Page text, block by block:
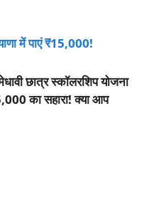
में पाएं ₹15,000!
छात्र स्कॉलरशिप योजना
का सहारा! क्या आप